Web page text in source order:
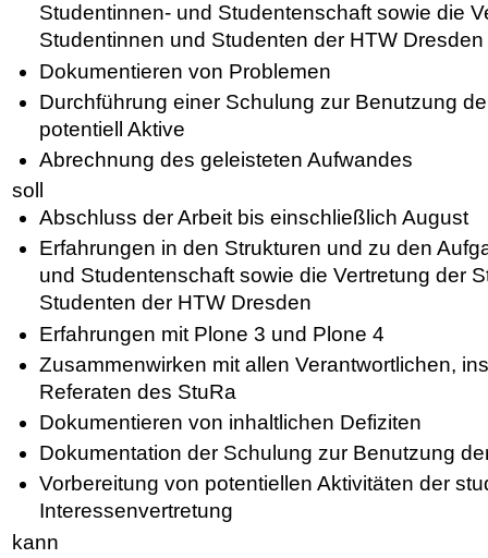
Studentinnen- und Studentenschaft sowie die
Studentinnen und Studenten der HTW Dresden
Dokumentieren von Problemen
Durchführung einer Schulung zur Benutzung
potentiell Aktive
Abrechnung des geleisteten Aufwandes
soll
Abschluss der Arbeit bis einschließlich August
Erfahrungen in den Strukturen und zu den
und Studentenschaft sowie die Vertretung der
Studenten der HTW Dresden
Erfahrungen mit Plone 3 und Plone 4
Zusammenwirken mit allen Verantwortlichen,
Referaten des StuRa
Dokumentieren von inhaltlichen Defiziten
Dokumentation der Schulung zur Benutzung
Vorbereitung von potentiellen Aktivitäten der
Interessenvertretung
kann